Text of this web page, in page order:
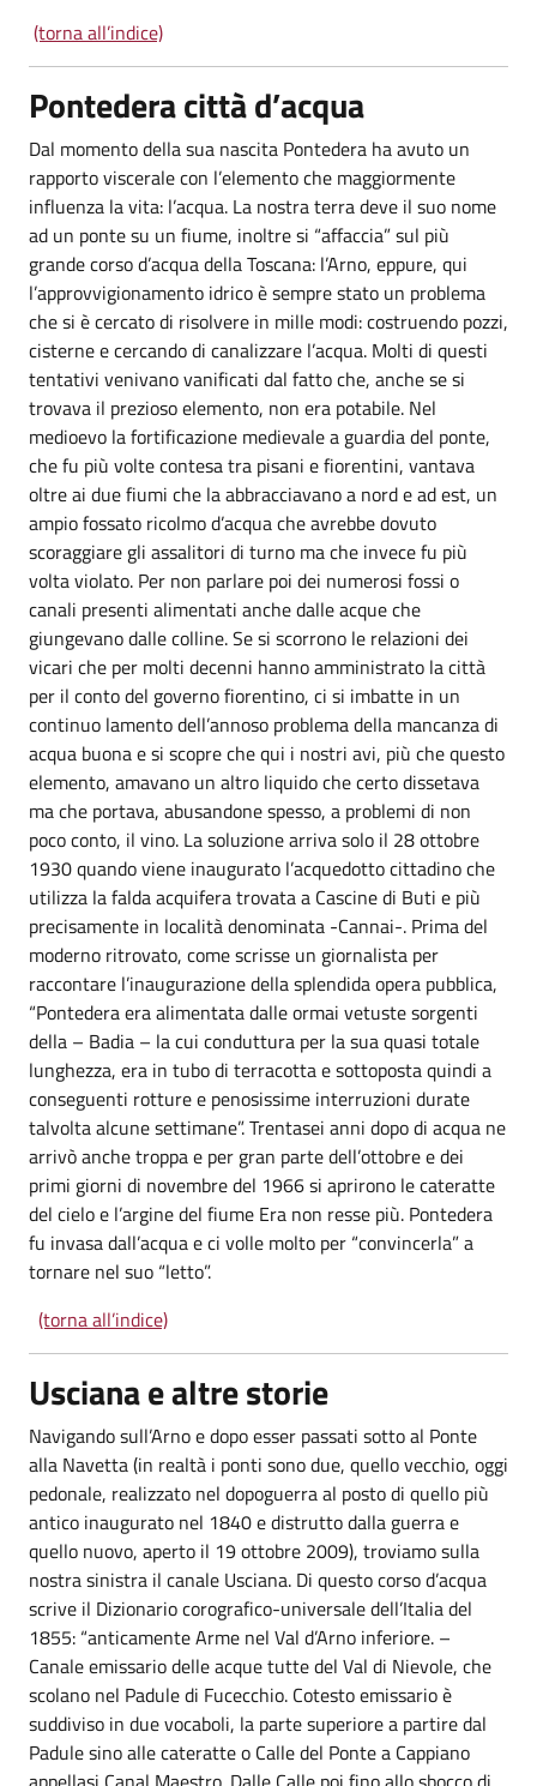
(torna all’indice)
Pontedera città d’acqua
Dal momento della sua nascita Pontedera ha avuto un
rapporto viscerale con l’elemento che maggiormente
influenza la vita: l’acqua. La nostra terra deve il suo nome
ad un ponte su un fiume, inoltre si “affaccia” sul più
grande corso d’acqua della Toscana: l’Arno, eppure, qui
l’approvvigionamento idrico è sempre stato un problema
che si è cercato di risolvere in mille modi: costruendo pozzi,
cisterne e cercando di canalizzare l’acqua. Molti di questi
tentativi venivano vanificati dal fatto che, anche se si
trovava il prezioso elemento, non era potabile. Nel
medioevo la fortificazione medievale a guardia del ponte,
che fu più volte contesa tra pisani e fiorentini, vantava
oltre ai due fiumi che la abbracciavano a nord e ad est, un
ampio fossato ricolmo d’acqua che avrebbe dovuto
scoraggiare gli assalitori di turno ma che invece fu più
volta violato. Per non parlare poi dei numerosi fossi o
canali presenti alimentati anche dalle acque che
giungevano dalle colline. Se si scorrono le relazioni dei
vicari che per molti decenni hanno amministrato la città
per il conto del governo fiorentino, ci si imbatte in un
continuo lamento dell’annoso problema della mancanza di
acqua buona e si scopre che qui i nostri avi, più che questo
elemento, amavano un altro liquido che certo dissetava
ma che portava, abusandone spesso, a problemi di non
poco conto, il vino. La soluzione arriva solo il 28 ottobre
1930 quando viene inaugurato l’acquedotto cittadino che
utilizza la falda acquifera trovata a Cascine di Buti e più
precisamente in località denominata -Cannai-. Prima del
moderno ritrovato, come scrisse un giornalista per
raccontare l’inaugurazione della splendida opera pubblica,
“Pontedera era alimentata dalle ormai vetuste sorgenti
della – Badia – la cui conduttura per la sua quasi totale
lunghezza, era in tubo di terracotta e sottoposta quindi a
conseguenti rotture e penosissime interruzioni durate
talvolta alcune settimane”. Trentasei anni dopo di acqua ne
arrivò anche troppa e per gran parte dell’ottobre e dei
primi giorni di novembre del 1966 si aprirono le cateratte
del cielo e l’argine del fiume Era non resse più. Pontedera
fu invasa dall’acqua e ci volle molto per “convincerla” a
tornare nel suo “letto”.
(torna all’indice)
Usciana e altre storie
Navigando sull’Arno e dopo esser passati sotto al Ponte
alla Navetta (in realtà i ponti sono due, quello vecchio, oggi
pedonale, realizzato nel dopoguerra al posto di quello più
antico inaugurato nel 1840 e distrutto dalla guerra e
quello nuovo, aperto il 19 ottobre 2009), troviamo sulla
nostra sinistra il canale Usciana. Di questo corso d’acqua
scrive il Dizionario corografico-universale dell’Italia del
1855: “anticamente Arme nel Val d’Arno inferiore. –
Canale emissario delle acque tutte del Val di Nievole, che
scolano nel Padule di Fucecchio. Cotesto emissario è
suddiviso in due vocaboli, la parte superiore a partire dal
Padule sino alle cateratte o Calle del Ponte a Cappiano